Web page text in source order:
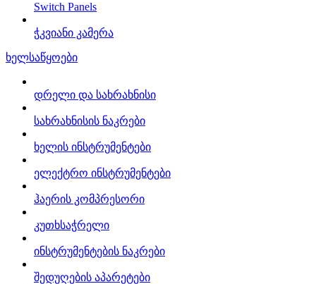
Switch Panels
ჭკვიანი კამერა
ხელსაწყოები
დრელი და სახრახნისი
სახრახნისის ნაკრები
ხელის ინსტრუმენტები
ელექტრო ინსტრუმენტები
ჰაერის კომპრესორი
კუთხსაჭრელი
ინსტრუმენტების ნაკრები
შედუღების აპარეტები